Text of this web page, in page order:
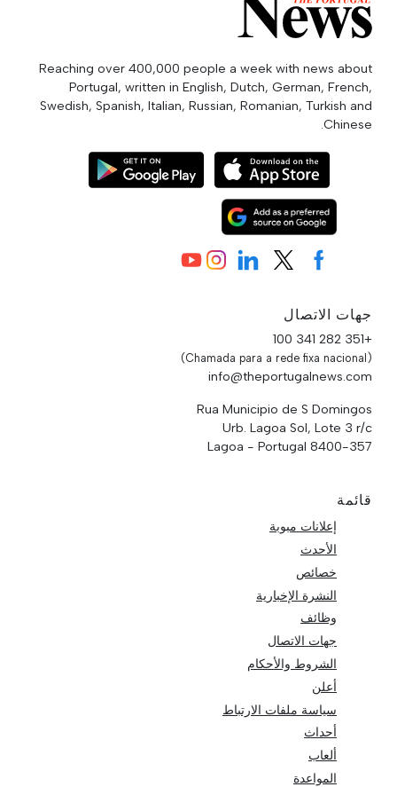
Reaching over 400,000 people a week with news about
Portugal, written in English, Dutch, German, French,
Swedish, Spanish, Italian, Russian, Romanian, Turkish and
Chinese.
جهات الاتصال
+351 282 341 100
(Chamada para a rede fixa nacional)
info@theportugalnews.com
Rua Municipio de S Domingos
Urb. Lagoa Sol, Lote 3 r/c
8400-357 Lagoa - Portugal
قائمة
إعلانات مبوبة
الأحدث
خصائص
النشرة الإخبارية
وظائف
جهات الاتصال
الشروط والأحكام
أعلن
سياسة ملفات الارتباط
أحداث
ألعاب
المواعدة